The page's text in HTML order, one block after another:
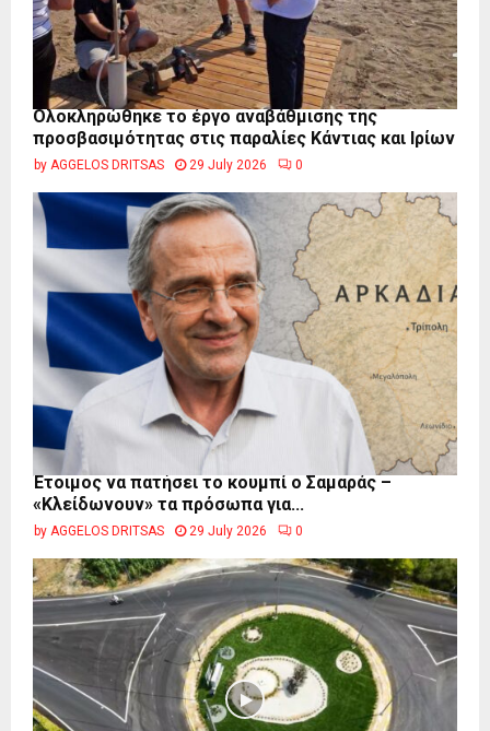
Ολοκληρώθηκε το έργο αναβάθμισης της
προσβασιμότητας στις παραλίες Κάντιας και Ιρίων
by AGGELOS DRITSAS 29 July 2026 0
Έτοιμος να πατήσει το κουμπί ο Σαμαράς –
«Κλείδωνουν» τα πρόσωπα για...
by AGGELOS DRITSAS 29 July 2026 0